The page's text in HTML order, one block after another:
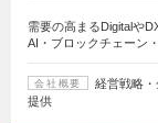
需要の高まるDigitalや
AI・ブロックチェーン
会社概要
経営戦略
提供